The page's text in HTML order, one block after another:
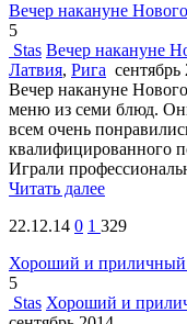
Вечер накануне
5
Stas Вечер накануне
Латвия, Рига сентябрь
Вечер накануне
меню из семи блюд.
всем очень
квалифицированного
Играли
Читать далее
22.12.14 0 1 329
Хороший и приличный
5
Stas Хороший и